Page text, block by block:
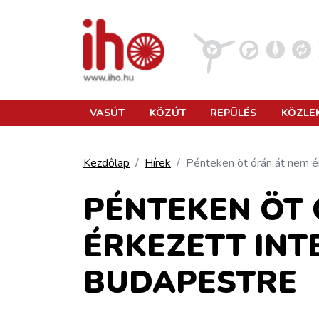
KÖZLEKEDÉSFEJLESZTÉS
ELLÁTÁSI LÁNC
VASÚT KÖZÚT REPÜLÉS
Kezdőlap Hírek Pénteken öt órán át nem
PÉNTEKEN
ÉRKEZETT
BUDAPESTRE